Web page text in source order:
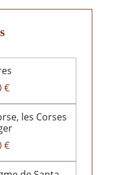
€
les Corses
€